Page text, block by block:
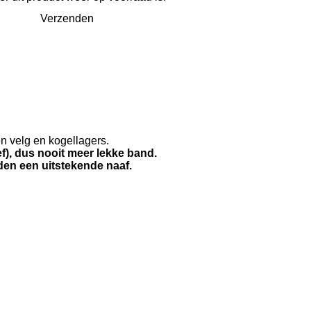
Verzenden
velg en kogellagers.
dus nooit meer lekke band.
een uitstekende naaf.